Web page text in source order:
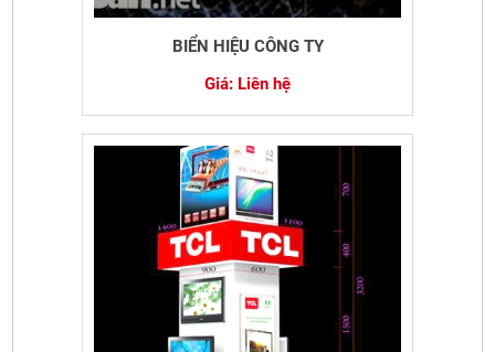
BIỂN HIỆU CÔNG TY
Giá: Liên hệ